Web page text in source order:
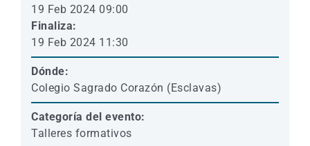
19 Feb 2024 09:00
Finaliza:
19 Feb 2024 11:30
Dónde:
Colegio Sagrado Corazón (Esclavas)
Categoría del evento:
Talleres formativos